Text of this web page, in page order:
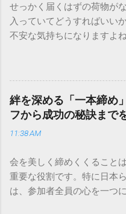
せっかく届くはずの荷物が
入っていてどうすればいい
不安な気持ちになりますよ
きできる？」といった疑問
通運は企業間物流のイメー
向けの宅配サービスも非常
目的に合わせた適切な連絡
は、荷物の追跡確認から営
手順まで、初めての方でも
本全国に広範なネットワー
重量物や大型の荷物、そし
実績を誇ります。 個人で利
絆を深める「一本締め
フから成功の秘訣まで
11:38 AM
会を美しく締めくくること
重要な役割です。特に日本
は、参加者全員の心を一つ